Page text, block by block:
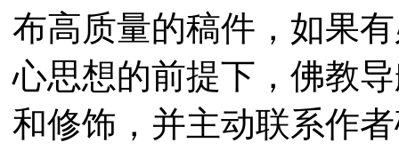
布高质量的稿件，如果
心思想的前提下，佛教
和修饰，并主动联系作